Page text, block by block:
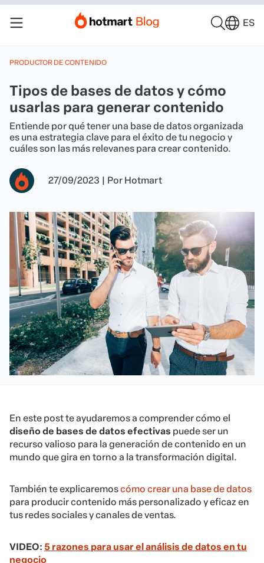
ES
PRODUCTOR DE CONTENIDO
Tipos de bases de datos y cómo
usarlas para generar contenido
Entiende por qué tener una base de datos organizada
es una estrategia clave para el éxito de tu negocio y
cuáles son las más relevanes para crear contenido.
27/09/2023 | Por Hotmart
En este post te ayudaremos a comprender cómo el
diseño de bases de datos efectivas puede ser un
recurso valioso para la generación de contenido en un
mundo que gira en torno a la transformación digital.
También te explicaremoscómo crear una base de datos
para producir contenido más personalizado y eficaz en
tus redes sociales y canales de ventas.
VIDEO: 5 razones para usar el análisis de datos en tu
negocio